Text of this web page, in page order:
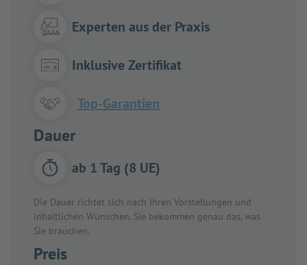
Experten aus der Praxis
Inklusive Zertifikat
Top-Garantien
Dauer
ab 1 Tag (8 UE)
Die Dauer richtet sich nach Ihren Vorstellungen und
inhaltlichen Wünschen. Sie bekommen genau das, was
Sie brauchen.
Preis